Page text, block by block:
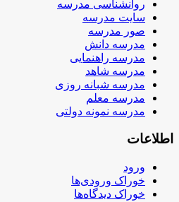
روانشناسی مدرسه
سایت مدرسه
صور مدرسه
مدرسه دانش
مدرسه راهنمایی
مدرسه شاهد
مدرسه شبانه روزی
مدرسه معلم
مدرسه نمونه دولتی
اطلاعات
ورود
خوراک ورودی‌ها
خوراک دیدگاه‌ها